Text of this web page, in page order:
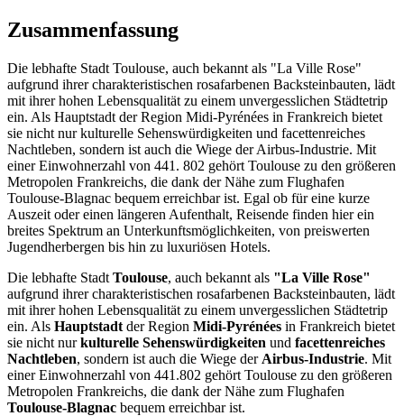
Zusammenfassung
Die lebhafte Stadt Toulouse, auch bekannt als "La Ville Rose"
aufgrund ihrer charakteristischen rosafarbenen Backsteinbauten, lädt
mit ihrer hohen Lebensqualität zu einem unvergesslichen Städtetrip
ein. Als Hauptstadt der Region Midi-Pyrénées in Frankreich bietet
sie nicht nur kulturelle Sehenswürdigkeiten und facettenreiches
Nachtleben, sondern ist auch die Wiege der Airbus-Industrie. Mit
einer Einwohnerzahl von 441. 802 gehört Toulouse zu den größeren
Metropolen Frankreichs, die dank der Nähe zum Flughafen
Toulouse-Blagnac bequem erreichbar ist. Egal ob für eine kurze
Auszeit oder einen längeren Aufenthalt, Reisende finden hier ein
breites Spektrum an Unterkunftsmöglichkeiten, von preiswerten
Jugendherbergen bis hin zu luxuriösen Hotels.
Die lebhafte Stadt Toulouse, auch bekannt als "La Ville Rose"
aufgrund ihrer charakteristischen rosafarbenen Backsteinbauten, lädt
mit ihrer hohen Lebensqualität zu einem unvergesslichen Städtetrip
ein. Als Hauptstadt der Region Midi-Pyrénées in Frankreich bietet
sie nicht nurkulturelle Sehenswürdigkeiten und facettenreiches
Nachtleben, sondern ist auch die Wiege der Airbus-Industrie. Mit
einer Einwohnerzahl von 441.802 gehört Toulouse zu den größeren
Metropolen Frankreichs, die dank der Nähe zum Flughafen
Toulouse-Blagnac bequem erreichbar ist.